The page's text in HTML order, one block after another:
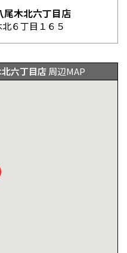
尾木北六丁目店
６丁目１６５
六丁目店周辺MAP